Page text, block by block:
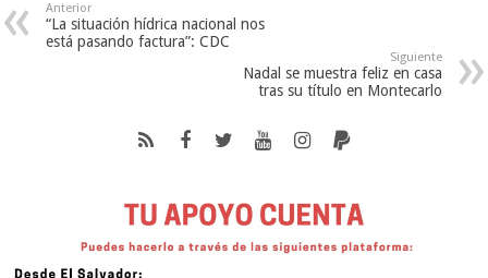
Anterior
“La situación hídrica nacional nos
está pasando factura”: CDC
Siguiente
Nadal se muestra feliz en casa
tras su título en Montecarlo